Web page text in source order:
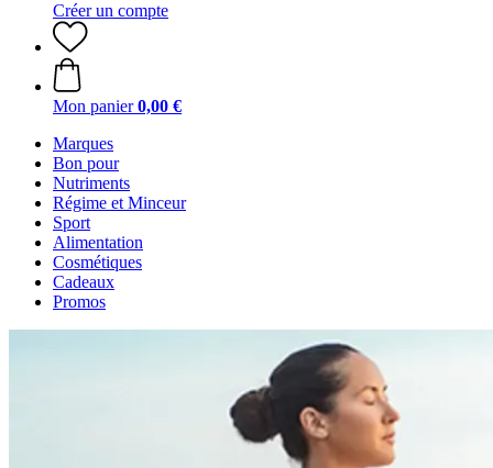
Créer un compte
Mon panier 0,00 €
Marques
Bon pour
Nutriments
Régime et Minceur
Sport
Alimentation
Cosmétiques
Cadeaux
Promos